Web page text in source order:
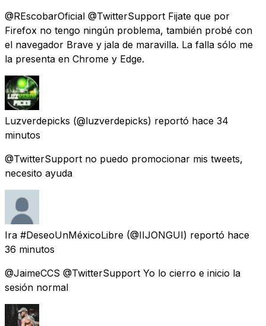
@REscobarOficial @TwitterSupport Fijate que por
Firefox no tengo ningún problema, también probé con
el navegador Brave y jala de maravilla. La falla sólo me
la presenta en Chrome y Edge.
Luzverdepicks (@luzverdepicks) reportó hace 34
minutos
@TwitterSupport no puedo promocionar mis tweets,
necesito ayuda
Ira #DeseoUnMéxicoLibre (@IIJONGUI) reportó hace
36 minutos
@JaimeCCS @TwitterSupport Yo lo cierro e inicio la
sesión normal